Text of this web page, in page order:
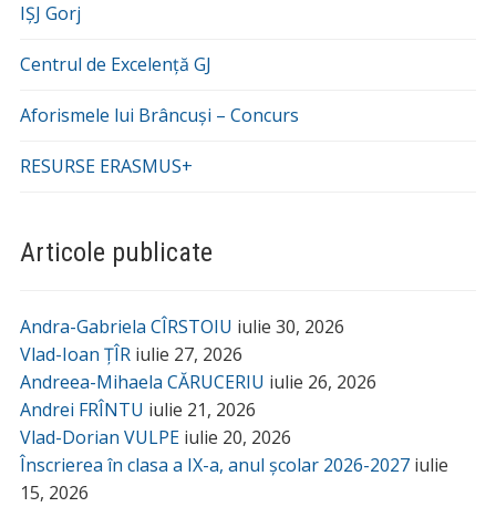
IȘJ Gorj
Centrul de Excelență GJ
Aforismele lui Brâncuși – Concurs
RESURSE ERASMUS+
Articole publicate
Andra-Gabriela CÎRSTOIU iulie 30, 2026
Vlad-Ioan ȚÎR iulie 27, 2026
Andreea-Mihaela CĂRUCERIU iulie 26, 2026
Andrei FRÎNTU iulie 21, 2026
Vlad-Dorian VULPE iulie 20, 2026
Înscrierea în clasa a IX-a, anul școlar 2026-2027 iulie
15, 2026